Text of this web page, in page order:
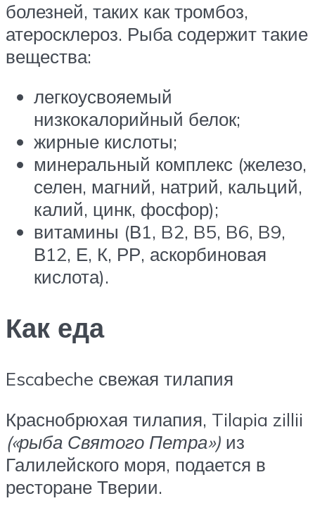
болезней, таких как тромбоз,
атеросклероз. Рыба содержит такие
вещества:
легкоусвояемый
низкокалорийный белок;
жирные кислоты;
минеральный комплекс (железо,
селен, магний, натрий, кальций,
калий, цинк, фосфор);
витамины (В1, B2, B5, B6, B9,
В12, Е, К, РР, аскорбиновая
кислота).
Как еда
Escabeche свежая тилапия
Краснобрюхая тилапия, Tilapia zillii
(«рыба Святого Петра») из
Галилейского моря, подается в
ресторане Тверии.